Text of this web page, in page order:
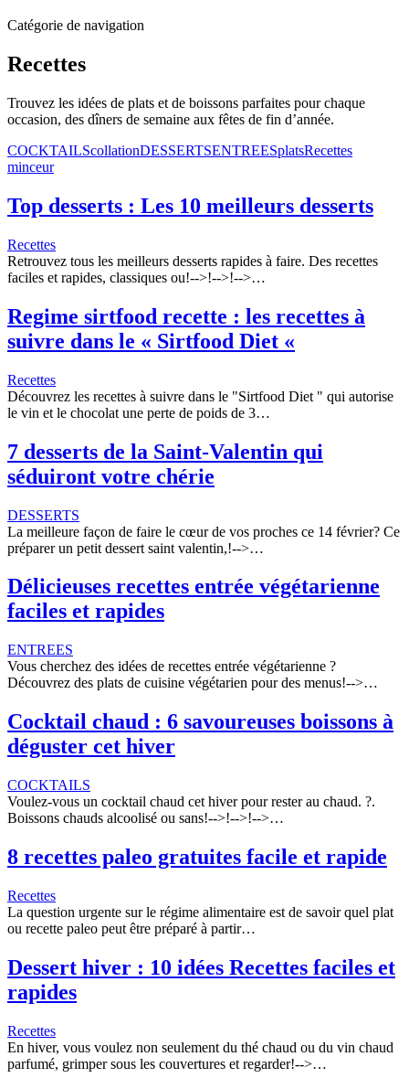
Catégorie de navigation
Recettes
Trouvez les idées de plats et de boissons parfaites pour chaque
occasion, des dîners de semaine aux fêtes de fin d’année.
COCKTAILScollationDESSERTSENTREESplatsRecettes
minceur
Top desserts : Les 10 meilleurs desserts
Recettes
Retrouvez tous les meilleurs desserts rapides à faire. Des recettes
faciles et rapides, classiques ou!-->!-->!-->…
Regime sirtfood recette : les recettes à
suivre dans le « Sirtfood Diet «
Recettes
Découvrez les recettes à suivre dans le "Sirtfood Diet " qui autorise
le vin et le chocolat une perte de poids de 3…
7 desserts de la Saint-Valentin qui
séduiront votre chérie
DESSERTS
La meilleure façon de faire le cœur de vos proches ce 14 février? Ce
préparer un petit dessert saint valentin,!-->…
Délicieuses recettes entrée végétarienne
faciles et rapides
ENTREES
Vous cherchez des idées de recettes entrée végétarienne ?
Découvrez des plats de cuisine végétarien pour des menus!-->…
Cocktail chaud : 6 savoureuses boissons à
déguster cet hiver
COCKTAILS
Voulez-vous un cocktail chaud cet hiver pour rester au chaud. ?.
Boissons chauds alcoolisé ou sans!-->!-->!-->…
8 recettes paleo gratuites facile et rapide
Recettes
La question urgente sur le régime alimentaire est de savoir quel plat
ou recette paleo peut être préparé à partir…
Dessert hiver : 10 idées Recettes faciles et
rapides
Recettes
En hiver, vous voulez non seulement du thé chaud ou du vin chaud
parfumé, grimper sous les couvertures et regarder!-->…